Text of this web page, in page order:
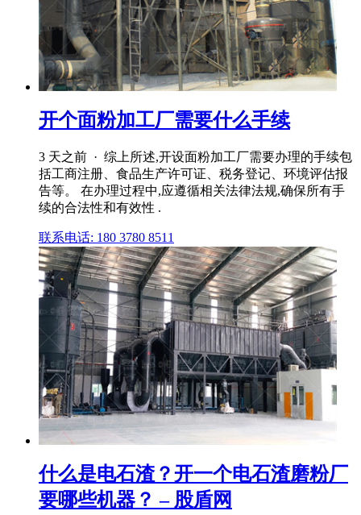
开个面粉加工厂需要什么手续
3 天之前 · 综上所述,开设面粉加工厂需要办理的手续包
括工商注册、食品生产许可证、税务登记、环境评估报
告等。 在办理过程中,应遵循相关法律法规,确保所有手
续的合法性和有效性 .
联系电话: 180 3780 8511
什么是电石渣？开一个电石渣磨粉厂
要哪些机器？ – 股盾网